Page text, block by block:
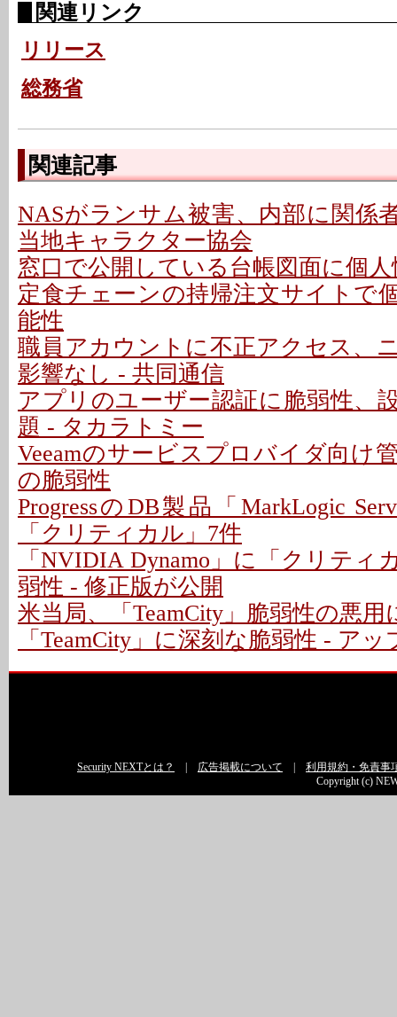
関連リンク
リリース
総務省
関連記事
NASがランサム被害、内部に関係
当地キャラクター協会
窓口で公開している台帳図面に個
定食チェーンの持帰注文サイトで
能性
職員アカウントに不正アクセス、
影響なし - 共同通信
アプリのユーザー認証に脆弱性、
題 - タカラトミー
Veeamのサービスプロバイダ向け
の脆弱性
ProgressのDB製品「MarkLogic
「クリティカル」7件
「NVIDIA Dynamo」に「クリティ
弱性 - 修正版が公開
米当局、「TeamCity」脆弱性の悪用
「TeamCity」に深刻な脆弱性 - ア
Security NEXTとは？ 広告掲載について
利用規約・免責事
Copyright (c)